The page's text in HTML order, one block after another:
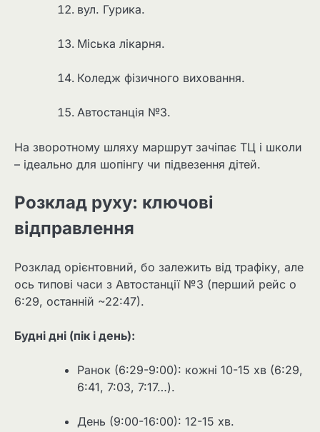
вул. Гурика.
Міська лікарня.
Коледж фізичного виховання.
Автостанція №3.
На зворотному шляху маршрут зачіпає ТЦ і школи
– ідеально для шопінгу чи підвезення дітей.
Розклад руху: ключові
відправлення
Розклад орієнтовний, бо залежить від трафіку, але
ось типові часи з Автостанції №3 (перший рейс о
6:29, останній ~22:47).
Будні дні (пік і день):
Ранок (6:29-9:00): кожні 10-15 хв (6:29,
6:41, 7:03, 7:17…).
День (9:00-16:00): 12-15 хв.